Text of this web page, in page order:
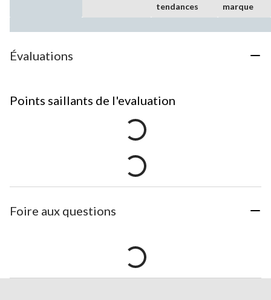
tendances
marque
Évaluations
Points saillants de l'evaluation
Foire aux questions